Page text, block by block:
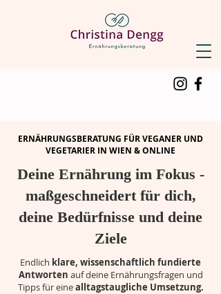
ERNÄHRUNGSBERATUNG FÜRVEGANER UND
VEGETARIER IN WIEN & ONLINE
Deine Ernährung im Fokus -
maßgeschneidert für dich,
deine Bedürfnisse und deine
Ziele
Endlich klare, wissenschaftlich fundierte
Antworten auf deine Ernährungsfragen und
Tipps für einealltagstaugliche Umsetzung.